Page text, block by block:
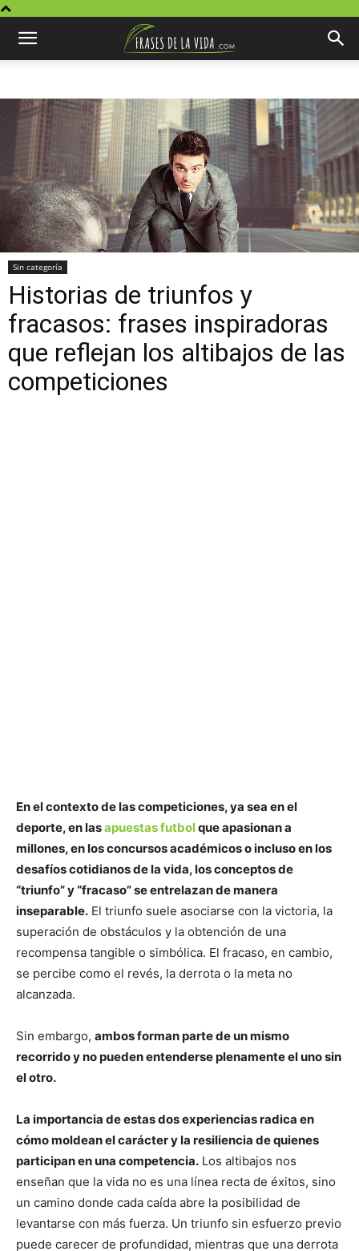
Sin categoría
Historias de triunfos y
fracasos: frases inspiradoras
que reflejan los altibajos de las
competiciones
En el contexto de las competiciones, ya sea en el
deporte, en lasapuestas futbolque apasionan a
millones, en los concursos académicos o incluso en los
desafíos cotidianos de la vida, los conceptos de
“triunfo” y “fracaso” se entrelazan de manera
inseparable. El triunfo suele asociarse con la victoria, la
superación de obstáculos y la obtención de una
recompensa tangible o simbólica. El fracaso, en cambio,
se percibe como el revés, la derrota o la meta no
alcanzada.
Sin embargo, ambos forman parte de un mismo
recorrido y no pueden entenderse plenamente el uno sin
el otro.
La importancia de estas dos experiencias radica en
cómo moldean el carácter y la resiliencia de quienes
participan en una competencia. Los altibajos nos
enseñan que la vida no es una línea recta de éxitos, sino
un camino donde cada caída abre la posibilidad de
levantarse con más fuerza. Un triunfo sin esfuerzo previo
puede carecer de profundidad, mientras que una derrota